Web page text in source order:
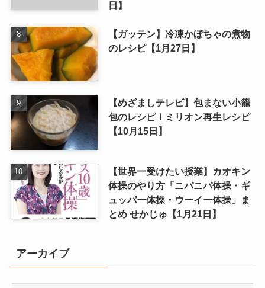
日】
【ガッテン】冷凍かぼちゃの煮物
のレシピ【1月27日】
【めざましテレビ】包まない小籠
包のレシピ！ミリオン再生レシピ
【10月15日】
【世界一受けたい授業】カオキン
体操のやり方「ニパニパ体操・ギ
ュッパー体操・ウーイー体操」ま
とめ せかじゅ【1月21日】
アーカイブ